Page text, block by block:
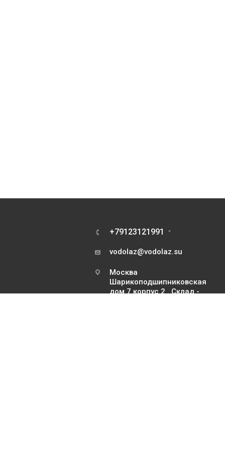
+79123121991
vodolaz@vodolaz.su
Москва
Шарикоподшипниковская
дом 7 корпус 2 . Склад -